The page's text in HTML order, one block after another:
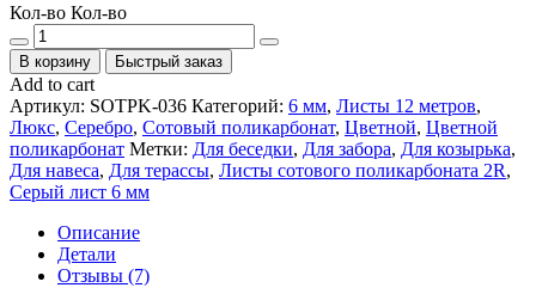
Кол-во Кол-во
В корзину Быстрый заказ
Add to cart
Артикул: SOTPK-036 Категорий: 6 мм, Листы 12 метров,
Люкс, Серебро, Сотовый поликарбонат, Цветной, Цветной
поликарбонат Метки: Для беседки, Для забора, Для козырька,
Для навеса, Для терассы, Листы сотового поликарбоната 2R,
Серый лист 6 мм
Описание
Детали
Отзывы (7)